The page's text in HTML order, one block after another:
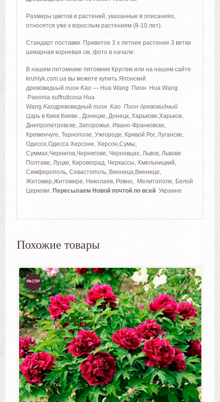
Размеры цветов и растений, указанные в описаниях,
относятся уже к взрослым растениям (8-10 лет).
Стандарт поставки: Привитое 3 х летнее растение 3 ветки
шикарная корневая см. фото в начале.
В нашем питомнике питомник Круглик или на нашем сайте
kruhlyk.com.ua вы можете купить Японский
древовидный пион Kao— Hua Wang Пион Hua Wang
Paeonia suffruticosa Hua
Wang Kaoдревовидный пион Kao Пион древовидный
Царь в Киев Киеве , Донецке, Донецк, Харькове,Харьков,
Днепропетровске, Запорожье, Ивано-Франковске,
Кременчуге, Тернополе, Ужгороде, Кривой Рог, Луганске,
Одессе,Одесса Херсоне, Херсон,Сумы,
Суммах,Чернигов,Чернигове, Черновцах, Львов, Львове
Полтаве, Луцке, Кировоград, Черкассы, Хмельницкий,
Симферополь, Севастополь, Винница,Виннице,
Житомир,Житомире, Николаев, Ровно, Мелитополе, Белой
Церкови. Пересылаем Новой почтой по всейУкраине
Похожие товары
РАСПР
ОДАЖ
А!